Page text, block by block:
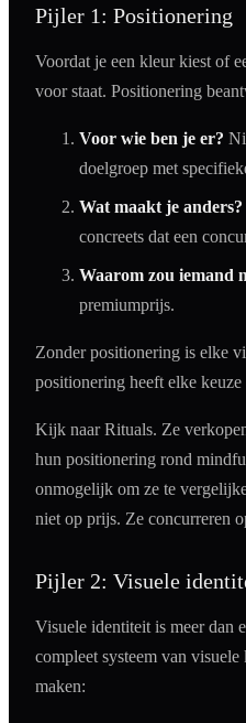
Pijler 1: Positionering
Voordat je een kleur kiest of
voor staat. Positionering
Voor wie ben je er?
doelgroep met
Wat maakt je anders?
concreets dat een
Waarom zou iemand
premiumprijs.
Zonder positionering is elke
positionering heeft elke keuze
Kijk naar Rituals. Ze
hun positionering rond
onmogelijk om ze te
niet op prijs. Ze concurreren
Pijler 2: Visuele
Visuele identiteit is meer dan
compleet systeem van
maken: